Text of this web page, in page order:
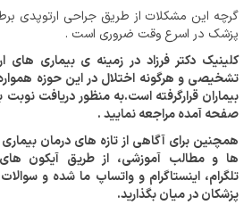
گرچه این مشکلات از طریق جراحی ارتوپدی
پزشک در اسرع وقت ضروری است .
کلینیک دکتر فرزاد در زمینه ی بیماری
تشخیصی و هرگونه اختلال در این حوزه
بیماران قرارگرفته است.به منظور دریافت نوبت
صفحه آمده مراجعه نمایید .
همچنین برای آگاهی از تازه های درمان
ها و مطالب آموزشی، از طریق آیکون
تلگرام، اینستاگرام و واتساپ ما شده و
پزشکان در میان بگذارید.